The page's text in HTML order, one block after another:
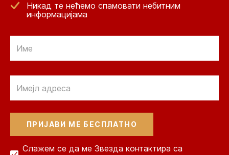
Никад те нећемо спамовати небитним
информацијама
Слажем се да ме Звезда контактира са